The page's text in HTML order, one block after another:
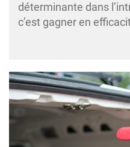
déterminante dans
c’est gagner en